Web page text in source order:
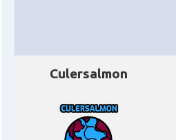
Culersalmon